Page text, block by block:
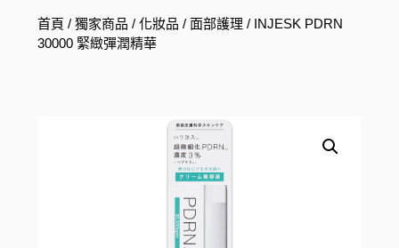
首頁 /獨家商品 /化妝品 /面部護理 / INJESK PDRN
30000 緊緻彈潤精華